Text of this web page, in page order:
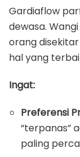
Gardiaflow
dewasa.
orang
hal yang
Ingat:
Preferensi
“terpanas”
paling